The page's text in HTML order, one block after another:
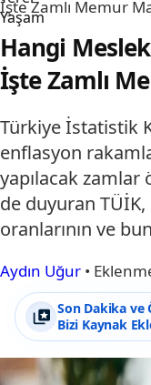
Yaşam
İşte Zamlı Memur
Hangi
İşte Zamlı
Türkiye İstatistik
enflasyon
yapılacak
de duyuran
oranlarının ve
Aydın Uğur •
Son Dakika ve
Bizi Kaynak